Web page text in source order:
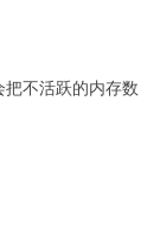
不活跃的内存数